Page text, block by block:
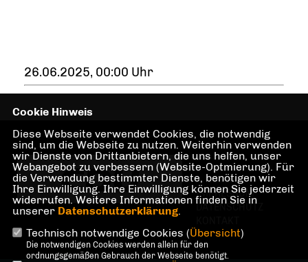
26.06.2025, 00:00 Uhr
IMPRESSUM
DATENSCHUTZ
Cookie Hinweis
Diese Webseite verwendet Cookies, die notwendig
sind, um die Webseite zu nutzen. Weiterhin verwenden
wir Dienste von Drittanbietern, die uns helfen, unser
Webangebot zu verbessern (Website-Optmierung). Für
die Verwendung bestimmter Dienste, benötigen wir
Ihre Einwilligung. Ihre Einwilligung können Sie jederzeit
widerrufen. Weitere Informationen finden Sie in
unserer Datenschutzerklärung.
Technisch notwendige Cookies (Übersicht)
Die notwendigen Cookies werden allein für den
ordnungsgemäßen Gebrauch der Webseite benötigt.